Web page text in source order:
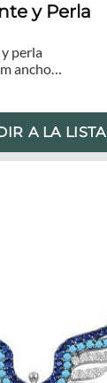
y Perla
perla
ancho
4.5 cm.
A LA LISTA